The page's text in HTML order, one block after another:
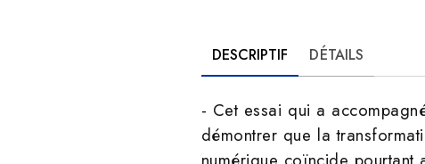
DESCRIPTIF DÉTAILS
- Cet essai qui a
démontrer que la